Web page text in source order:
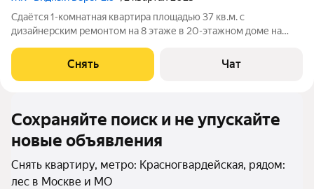
Сдаётся 1-комнатная квартира площадью 37 кв.м. с
дизайнерским ремонтом на 8 этаже в 20-этажном доме на
Стиральная машина Холодильник Кондиционер Бойлер
Микроволновка Пылесос Дом -
Снять Чат
Сохраняйте поиск и не упускайте
новые объявления
Снять квартиру, метро: Красногвардейская, рядом:
лес в Москве и МО